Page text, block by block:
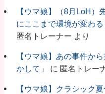
【ウマ娘】（8月LoH）
にここまで環境が変わ
匿名トレーナー より
【ウマ娘】あの事件か
かして」
に 匿名トレー
【ウマ娘】クラシック